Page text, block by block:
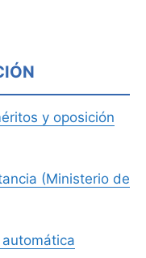
y oposición
(Ministerio de